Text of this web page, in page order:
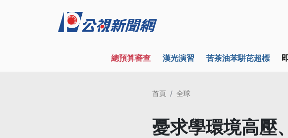
總預算審查 漢光演習 苦茶油苯駢芘超標
首頁 全球
憂求學環境高壓